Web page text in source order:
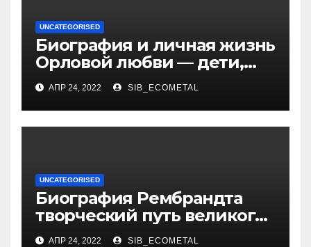
UNCATEGORISED
Биография и личная жизнь
Орловой любви — дети,
достижения, семейные
радости
АПР 24, 2022 SIB_ECOMETAL
UNCATEGORISED
Биография Рембрандта
творческий путь великого
художника
АПР 24, 2022 SIB_ECOMETAL